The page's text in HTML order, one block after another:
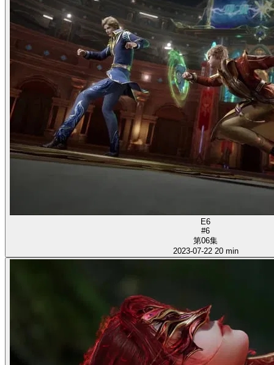
E6
#6
第06集
2023-07-22 20 min